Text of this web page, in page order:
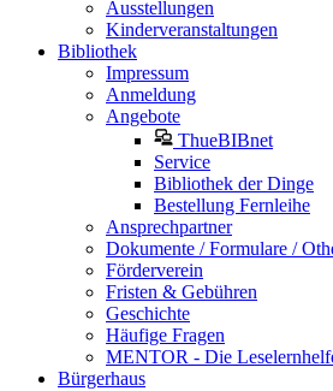
Ausstellungen
Kinderveranstaltungen
Bibliothek
Impressum
Anmeldung
Angebote
ThueBIBnet
Service
Bibliothek der Dinge
Bestellung Fernleihe
Ansprechpartner
Dokumente / Formulare /
Förderverein
Fristen & Gebühren
Geschichte
Häufige Fragen
MENTOR - Die
Bürgerhaus